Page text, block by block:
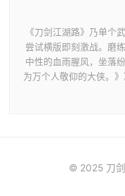
《刀剑江湖路》乃单个
尝试横版即刻激战。磨
中性的血雨腥风，坐落
为万个人敬仰的大侠。
© 2025 刀